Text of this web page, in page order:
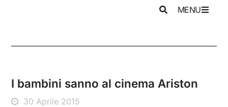
MENU
I bambini sanno al cinema Ariston
30 Aprile 2015